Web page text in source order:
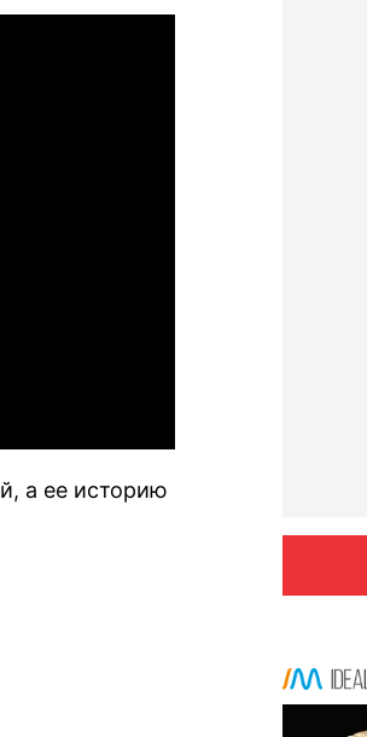
а ее историю